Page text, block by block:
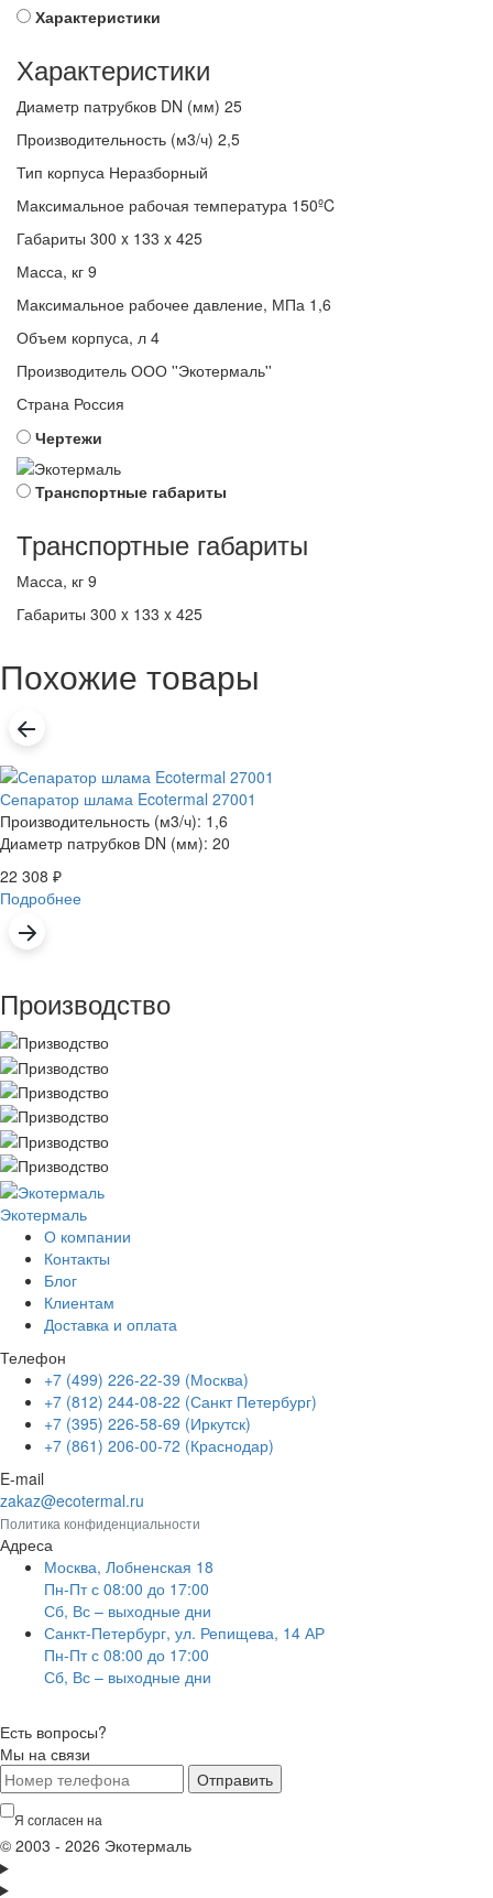
Характеристики
Характеристики
Диаметр патрубков DN (мм) 25
Производительность (м3/ч) 2,5
Тип корпуса Неразборный
Максимальное рабочая температура 150ºC
Габариты 300 x 133 x 425
Масса, кг 9
Максимальное рабочее давление, МПа 1,6
Объем корпуса, л 4
Производитель ООО ''Экотермаль''
Страна Россия
Чертежи
Транспортные габариты
Транспортные габариты
Масса, кг 9
Габариты 300 x 133 x 425
Похожие товары
Сепаратор шлама Ecotermal 27001
Производительность (м3/ч): 1,6
Диаметр патрубков DN (мм): 20
22 308 ₽
Подробнее
Производство
Экотермаль
О компании
Контакты
Блог
Клиентам
Доставка и оплата
Телефон
+7 (499) 226-22-39 (Москва)
+7 (812) 244-08-22 (Санкт Петербург)
+7 (395) 226-58-69 (Иркутск)
+7 (861) 206-00-72 (Краснодар)
E-mail
zakaz@ecotermal.ru
Политика конфиденциальности
Адреса
Москва, Лобненская 18
Пн-Пт с 08:00 до 17:00
Сб, Вс – выходные дни
Санкт-Петербург, ул. Репищева, 14 АР
Пн-Пт с 08:00 до 17:00
Сб, Вс – выходные дни
Есть вопросы?
Мы на связи
Отправить
Я согласен на
© 2003 - 2026 Экотермаль